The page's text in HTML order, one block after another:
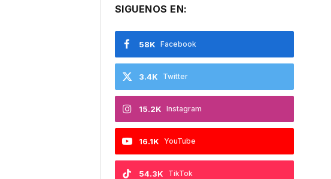
SIGUENOS EN:
Facebook
58K
Twitter
3.4K
Instagram
15.2K
YouTube
16.1K
TikTok
54.3K